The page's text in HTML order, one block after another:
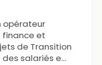
opérateur
finance et
de Transition
des salariés e…